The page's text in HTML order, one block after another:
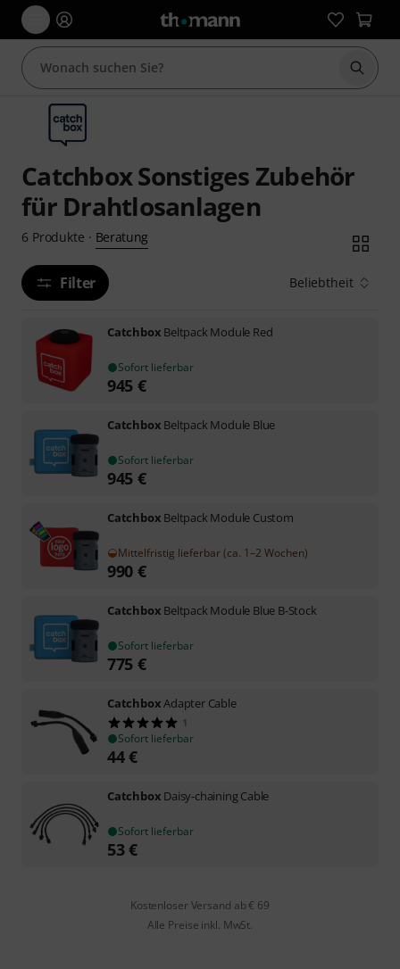
Suche
Catchbox Sonstiges Zubehör
für Drahtlosanlagen
6 Produkte · Beratung
Filter Beliebtheit
Catchbox Beltpack Module Red
Sofort lieferbar
945 €
Catchbox Beltpack Module Blue
Sofort lieferbar
945 €
Catchbox Beltpack Module Custom
Mittelfristig lieferbar (ca. 1–2 Wochen)
990 €
Catchbox Beltpack Module Blue B-Stock
Sofort lieferbar
775 €
CatchboxAdapter Cable
1
Sofort lieferbar
44€
Catchbox Daisy-chaining Cable
Sofort lieferbar
53€
Kostenloser Versand ab € 69
Alle Preise inkl. MwSt.